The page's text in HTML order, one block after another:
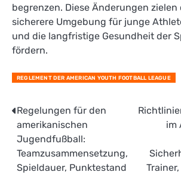
begrenzen. Diese Änderungen
sicherere Umgebung für junge
und die langfristige Gesundheit der
fördern.
REGLEMENT DER AMERICAN YOUTH FOOTBALL LEAGUE
Post
navigation
Regelungen für den
amerikanischen
Jugendfußball:
Teamzusammensetzung,
Spieldauer, Punktestand
im